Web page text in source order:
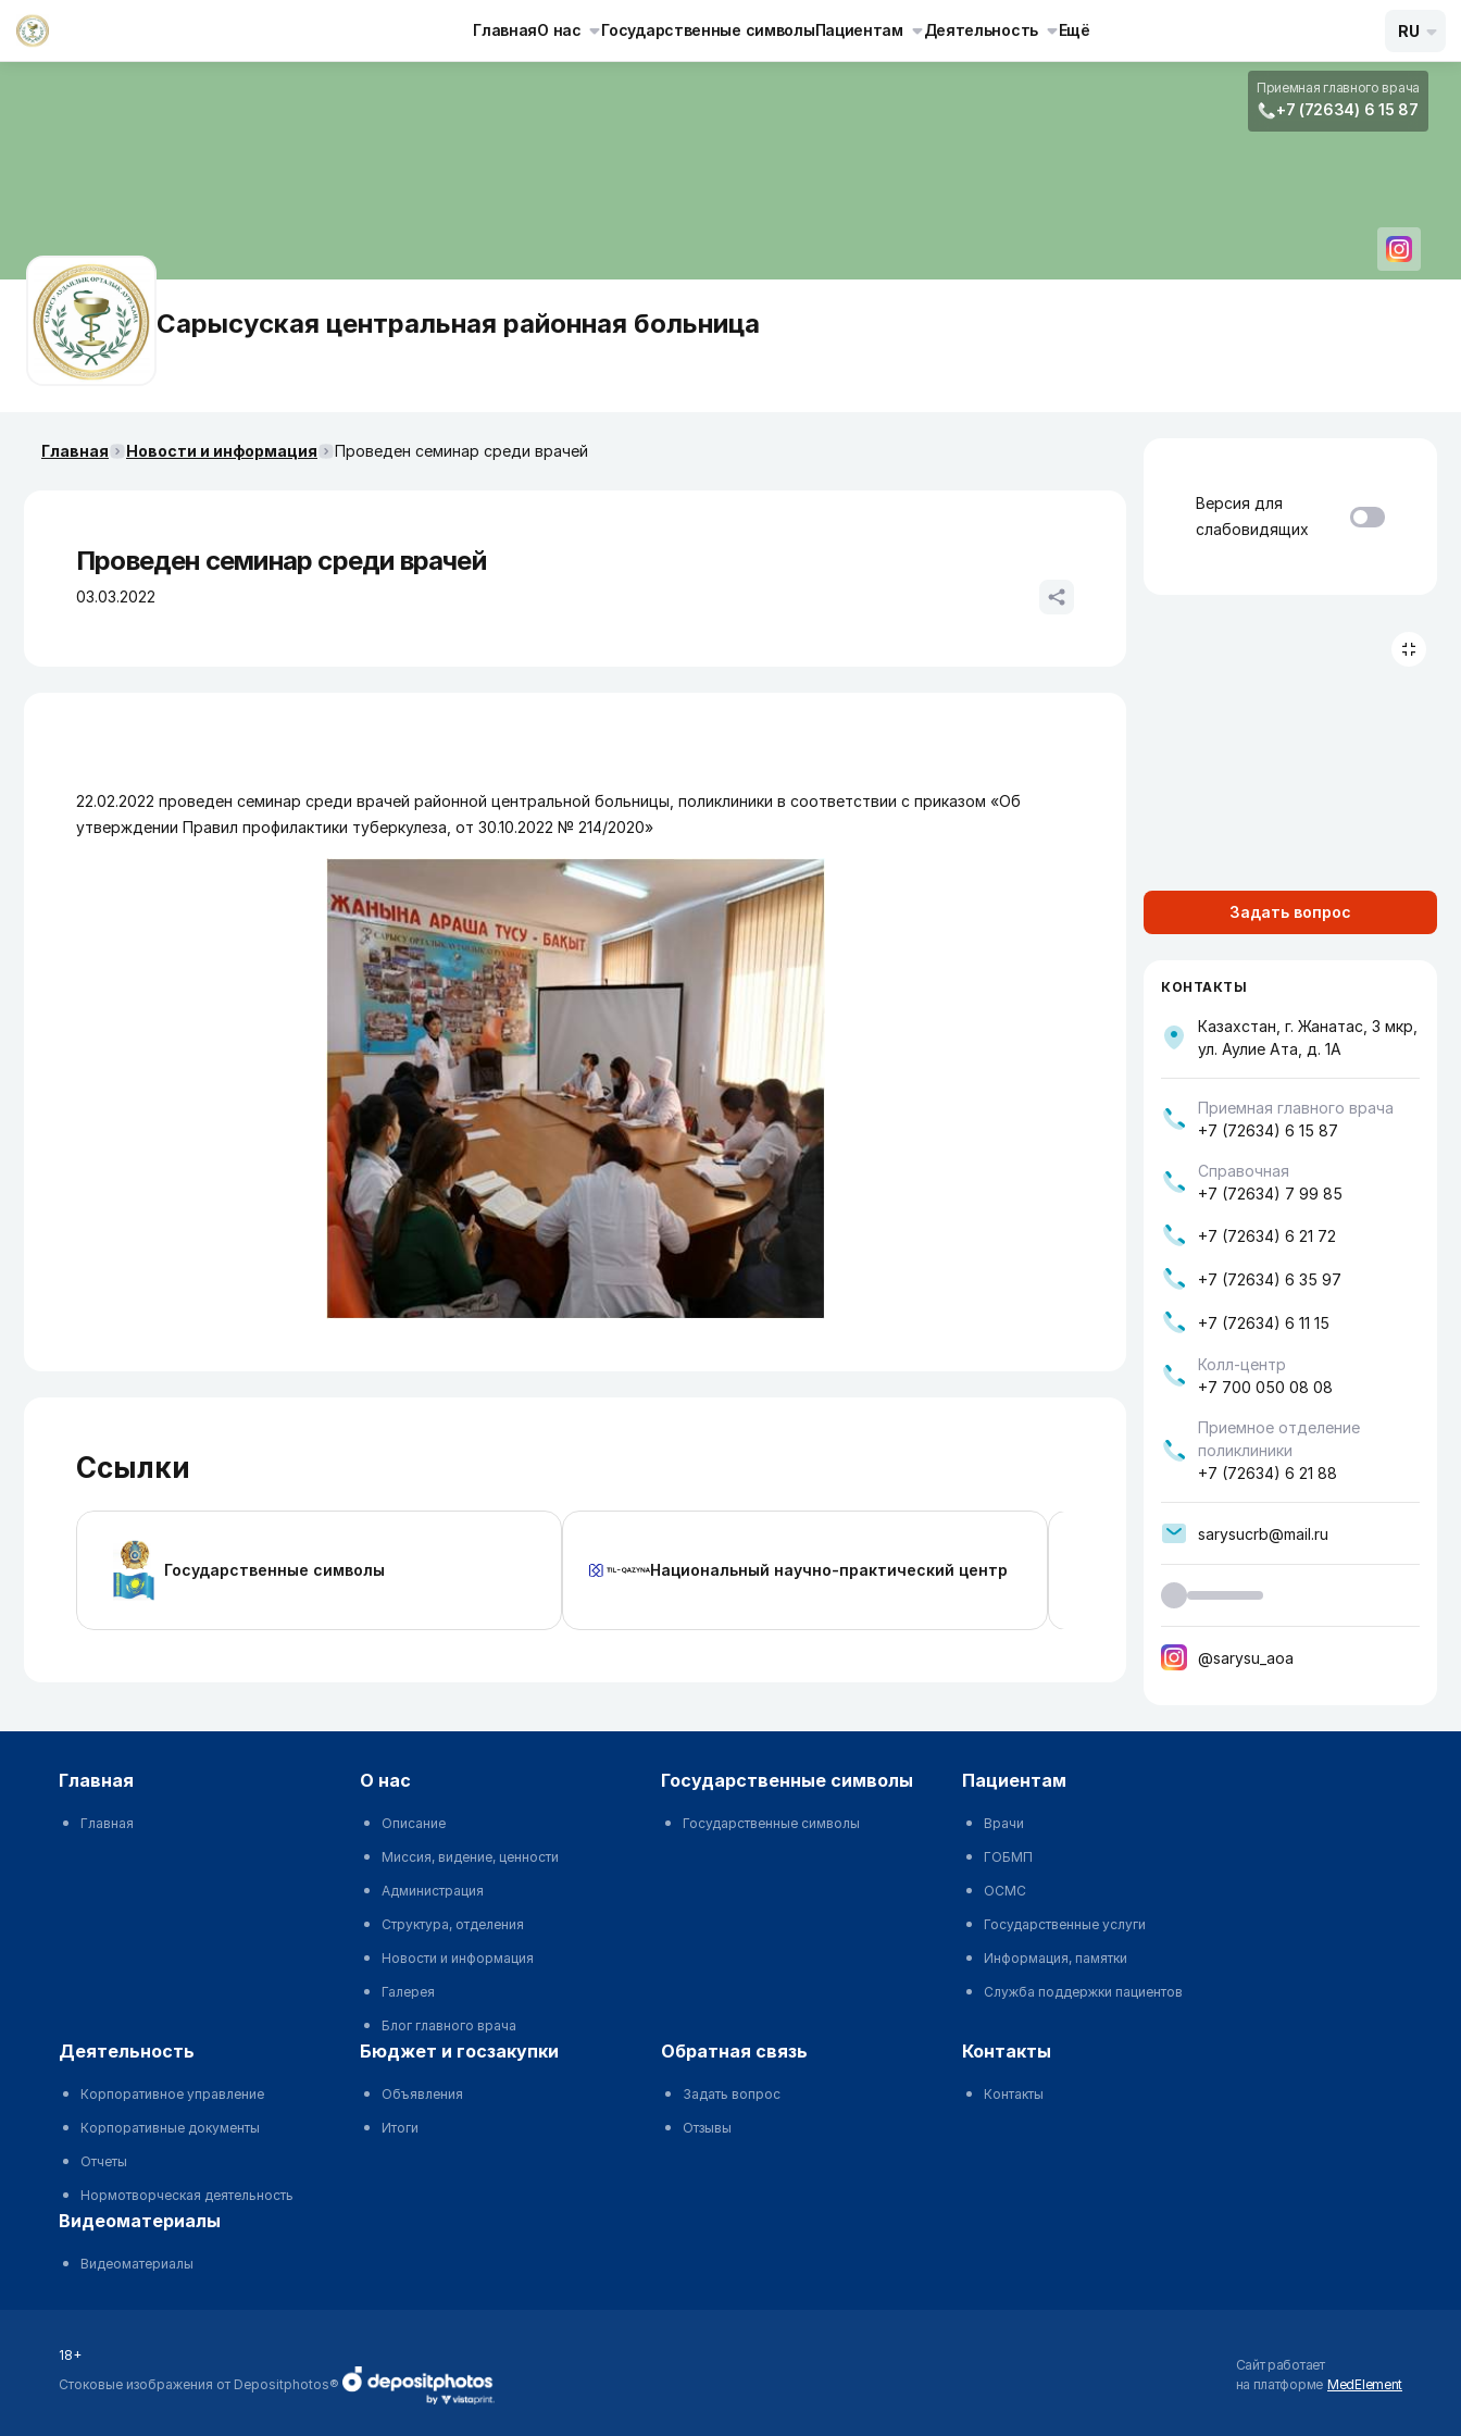
ГлавнаяО нас Государственные символыПациентам Деятельность Ещё RU
Приемная главного врача
+7 (72634) 6 15 87
Сарысуская центральная районная больница
Главная Новости и информация Проведен семинар среди врачей
Проведен семинар среди врачей
03.03.2022
22.02.2022 проведен семинар среди врачей районной центральной больницы, поликлиники в соответствии с приказом «Об
утверждении Правил профилактики туберкулеза, от 30.10.2022 № 214/2020»
Ссылки
Государственные символы Национальный научно-практический центр
Казахстан
Версия для
слабовидящих
Задать вопрос
КОНТАКТЫ
Казахстан, г. Жанатас, 3 мкр,
ул. Аулие Ата, д. 1А
Приемная главного врача
+7 (72634) 6 15 87
Справочная
+7 (72634) 7 99 85
+7 (72634) 6 21 72
+7 (72634) 6 35 97
+7 (72634) 6 11 15
Колл-центр
+7 700 050 08 08
Приемное отделение
поликлиники
+7 (72634) 6 21 88
sarysucrb@mail.ru
@sarysu_aoa
главная
Главная
о нас
Описание
Миссия, видение, ценности
Администрация
Структура, отделения
Новости и информация
Галерея
Блог главного врача
государственные символы
Государственные символы
пациентам
Врачи
ГОБМП
ОСМС
Государственные услуги
Информация, памятки
Служба поддержки пациентов
деятельность
Корпоративное управление
Корпоративные документы
Отчеты
Нормотворческая деятельность
бюджет и госзакупки
Объявления
Итоги
обратная связь
Задать вопрос
Отзывы
контакты
Контакты
видеоматериалы
Видеоматериалы
18+
Стоковые изображения от Depositphotos®
Сайт работает
на платформе MedElement